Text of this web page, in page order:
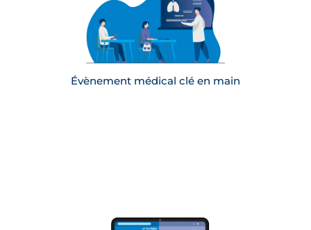
Évènement médical clé en main
l’événement
Mise en place de replays et de rediffusions
pour assurer une plus grande audience
Conception de supports pédagogiques sur